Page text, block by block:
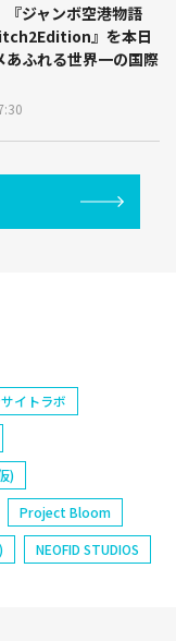
『ジャンボ空港物語
』を本日
あふれる世界一の国際
イトラボ
)
Project Bloom
NEOFID STUDIOS